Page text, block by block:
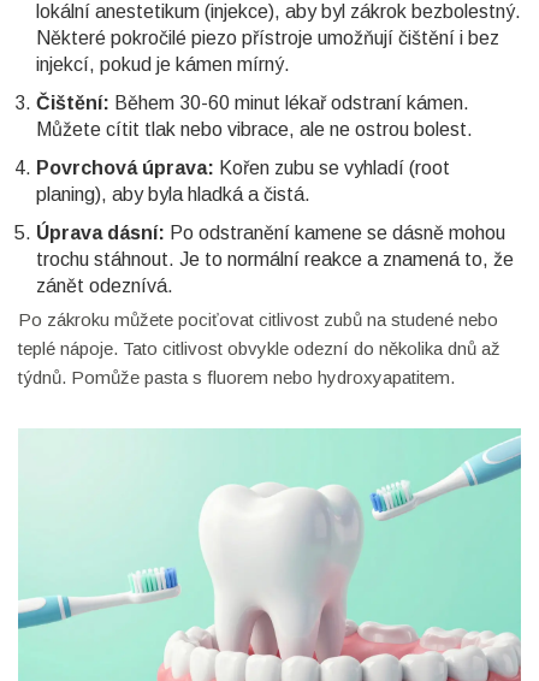
lokální anestetikum (injekce), aby byl zákrok bezbolestný.
Některé pokročilé piezo přístroje umožňují čištění i bez
injekcí, pokud je kámen mírný.
Čištění: Během 30-60 minut lékař odstraní kámen.
Můžete cítit tlak nebo vibrace, ale ne ostrou bolest.
Povrchová úprava: Kořen zubu se vyhladí (root
planing), aby byla hladká a čistá.
Úprava dásní: Po odstranění kamene se dásně mohou
trochu stáhnout. Je to normální reakce a znamená to, že
zánět odeznívá.
Po zákroku můžete pociťovat citlivost zubů na studené nebo
teplé nápoje. Tato citlivost obvykle odezní do několika dnů až
týdnů. Pomůže pasta s fluorem nebo hydroxyapatitem.